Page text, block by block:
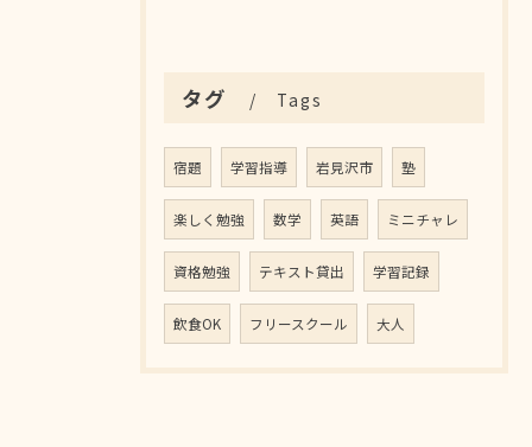
タグ Tags
宿題 学習指導 岩見沢市 塾
楽しく勉強 数学 英語 ミニチャレ
資格勉強 テキスト貸出 学習記録
飲食OK フリースクール 大人